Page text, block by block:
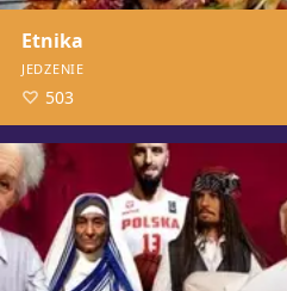
Etnika
JEDZENIE
503